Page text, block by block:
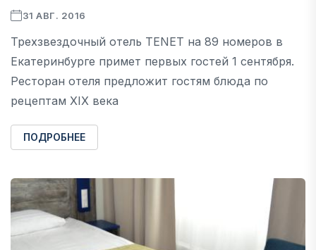
31 АВГ. 2016
Трехзвездочный отель TENET на 89 номеров в
Екатеринбурге примет первых гостей 1 сентября.
Ресторан отеля предложит гостям блюда по
рецептам XIX века
ПОДРОБНЕЕ